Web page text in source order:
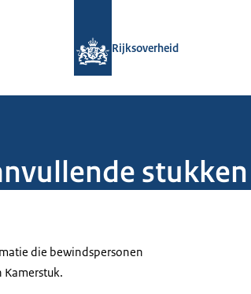
Rijksoverheid
die bewindspersonen